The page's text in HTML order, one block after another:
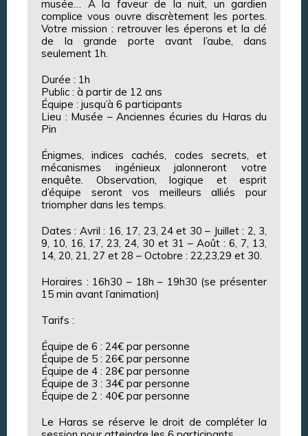
musée… À la faveur de la nuit, un gardien
complice vous ouvre discrètement les portes.
Votre mission : retrouver les éperons et la clé
de la grande porte avant l’aube, dans
seulement 1h.
Durée : 1h
Public : à partir de 12 ans
Équipe : jusqu’à 6 participants
Lieu : Musée – Anciennes écuries du Haras du
Pin
Énigmes, indices cachés, codes secrets, et
mécanismes ingénieux jalonneront votre
enquête. Observation, logique et esprit
d’équipe seront vos meilleurs alliés pour
triompher dans les temps.
Dates : Avril : 16, 17, 23, 24 et 30 – Juillet : 2, 3,
9, 10, 16, 17, 23, 24, 30 et 31 – Août : 6, 7, 13,
14, 20, 21, 27 et 28 – Octobre : 22,23,29 et 30.
Horaires : 16h30 – 18h – 19h30 (se présenter
15 min avant l’animation)
Tarifs :
Équipe de 6 : 24€ par personne
Équipe de 5 : 26€ par personne
Équipe de 4 : 28€ par personne
Équipe de 3 : 34€ par personne
Équipe de 2 : 40€ par personne
Le Haras se réserve le droit de compléter la